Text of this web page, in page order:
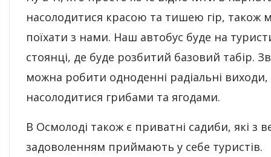
насолодитися красою та тишею гір, також
поїхати з нами. Наш автобус буде на
стоянці, де буде розбитий базовий табір.
можна робити одноденні радіальні виходи,
насолодитися грибами та ягодами.
В Осмолоді також є приватні садиби, які з
задоволенням приймають у себе туристів.